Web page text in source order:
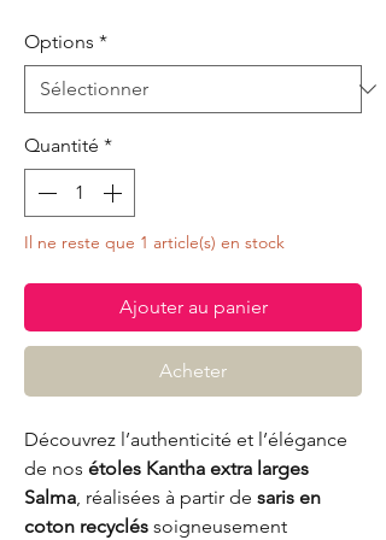
Options *
Quantité *
Il ne reste que 1 article(s) en stock
Ajouter au panier
Acheter
Découvrez l’authenticité et l’élégance
de nos étoles Kantha extra larges
Salma, réalisées à partir de saris en
coton recyclés soigneusement